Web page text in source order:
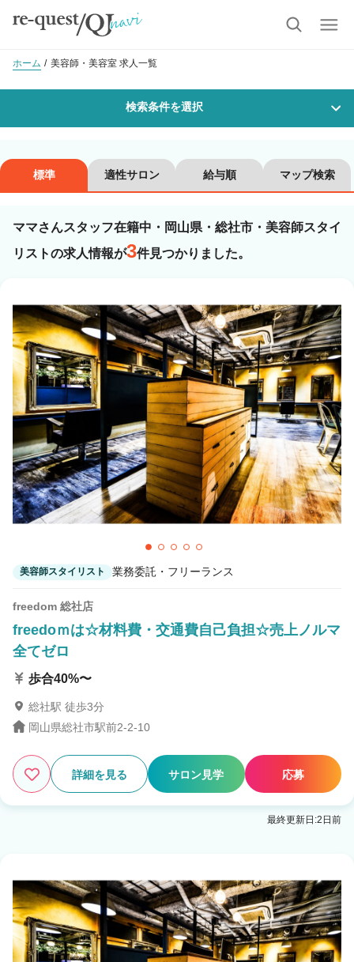
ホーム 美容師・美容室 求人一覧
検索条件を選択
沿線・駅を選択 市区町村を選択
総社市
職種・技能ランク
美容師スタイリスト 美容師アシスタント
カラーリスト フロント・レセプション
ヘアメイク・美容部員 アイリスト
ネイリスト エステティシャン
講師・インストラクター 営業・販売スタッフ・その他
雇用形態
正社員 契約社員・パート
業務委託・フリーランス
詳細条件
ママさんスタッフ在籍中
この条件の求人数3件
標準 適性サロン 給与順 マップ検索
ママさんスタッフ在籍中・岡山県・総社市・美容師スタイ
リストの求人情報が3件見つかりました。
美容師スタイリスト 業務委託・フリーランス
freedom 総社店
freedoｍは☆材料費・交通費自己負担☆売上ノルマ
全てゼロ
歩合40%〜
総社駅 徒歩3分
岡山県総社市駅前2-2-10
詳細を見る サロン見学 応募
最終更新日:2日前